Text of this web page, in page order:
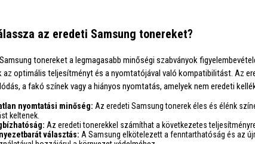
az eredeti Samsung tonereket?
tonereket a legmagasabb minőségi szabványok
optimális teljesítményt és a nyomtatójával való kompatibilitást. Az
a fakó színek vagy a hiányos nyomtatás, amelyek nem eredeti
nyomtatási minőség: Az eredeti Samsung tonerek éles és élénk
keltenek.
Az eredeti tonerekkel számíthat a következetes
választás: A Samsung elkötelezett a fenntarthatóság és az